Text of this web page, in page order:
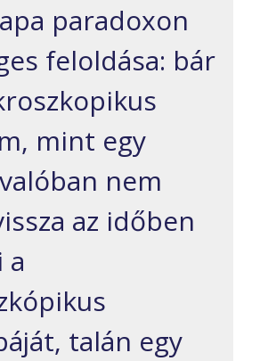
paradoxon
feloldása: bár
mint egy
nem
az időben
a
talán egy